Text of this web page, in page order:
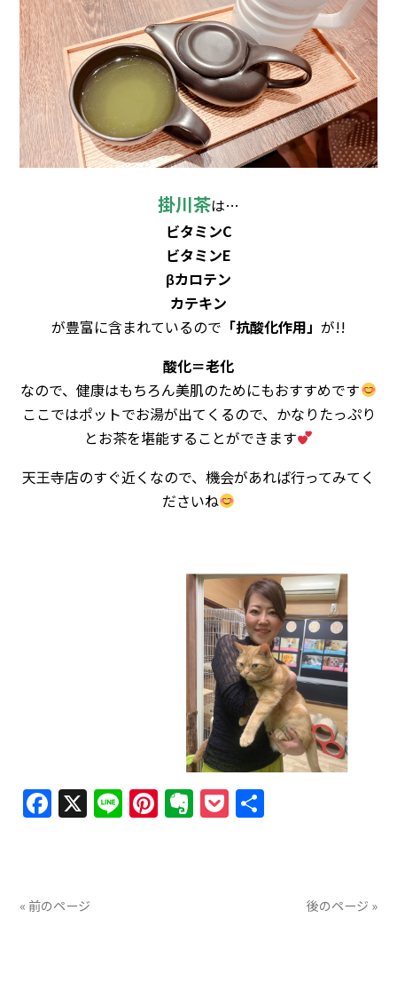
掛川茶は…
ビタミンC
ビタミンE
βカロテン
カテキン
が豊富に含まれているので 「抗酸化作用」 が!!
酸化＝老化
なので、健康はもちろん美肌のためにもおすすめです
ここではポットでお湯が出てくるので、かなりたっぷり
とお茶を堪能することができます
天王寺店のすぐ近くなので、機会があれば行ってみてく
ださいね
Facebook
X LinePinterest
Evernote
Pocket
« 前のページ 後のページ »